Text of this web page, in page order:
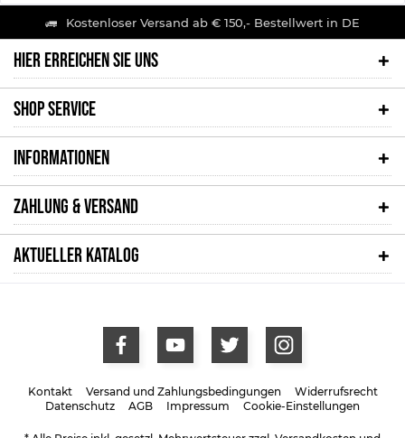
Kostenloser Versand ab € 150,- Bestellwert in DE
HIER ERREICHEN SIE UNS
SHOP SERVICE
INFORMATIONEN
ZAHLUNG & VERSAND
AKTUELLER KATALOG
Kontakt Versand und Zahlungsbedingungen
Widerrufsrecht
Datenschutz
AGB Impressum Cookie-Einstellungen